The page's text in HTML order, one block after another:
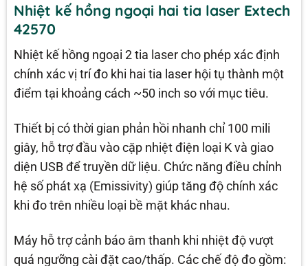
Nhiệt kế hồng ngoại hai tia laser Extech
42570
Nhiệt kế hồng ngoại 2 tia laser cho phép xác định
chính xác vị trí đo khi hai tia laser hội tụ thành một
điểm tại khoảng cách ~50 inch so với mục tiêu.
Thiết bị có thời gian phản hồi nhanh chỉ 100 mili
giây, hỗ trợ đầu vào cặp nhiệt điện loại K và giao
diện USB để truyền dữ liệu. Chức năng điều chỉnh
hệ số phát xạ (Emissivity) giúp tăng độ chính xác
khi đo trên nhiều loại bề mặt khác nhau.
Máy hỗ trợ cảnh báo âm thanh khi nhiệt độ vượt
quá ngưỡng cài đặt cao/thấp. Các chế độ đo gồm: